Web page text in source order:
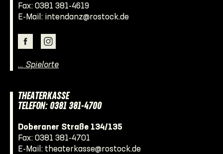
Fax: 0381 381-4619
E-Mail: intendanz@rostock.de
… Spielorte
THEATERKASSE
TELEFON: 0381 381-4700
Doberaner Straße 134/135
Fax: 0381 381-4701
E-Mail: theaterkasse@rostock.de